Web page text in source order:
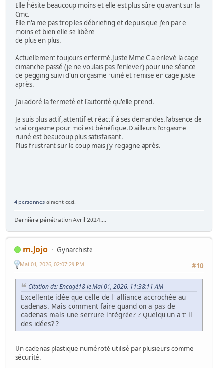
Elle hésite beaucoup moins et elle est plus sûre qu'avant sur la
Cmc.
Elle n'aime pas trop les débriefing et depuis que j'en parle
moins et bien elle se libère
de plus en plus.
Actuellement toujours enfermé.Juste Mme C a enlevé la cage
dimanche passé (je ne voulais pas l'enlever) pour une séance
de pegging suivi d'un orgasme ruiné et remise en cage juste
après.
J'ai adoré la fermeté et l'autorité qu'elle prend.
Je suis plus actif,attentif et réactif à ses demandes.l'absence de
vrai orgasme pour moi est bénéfique.D'ailleurs l'orgasme
ruiné est beaucoup plus satisfaisant.
Plus frustrant sur le coup mais j'y regagne après.
4 personnes aiment ceci.
Dernière pénétration Avril 2024....
m.Jojo
Gynarchiste
#10
Mai 01, 2026, 02:07:29 PM
Citation de: Encagé18 le Mai 01, 2026, 11:38:11 AM
Excellente idée que celle de l' alliance accrochée au
cadenas. Mais comment faire quand on a pas de
cadenas mais une serrure intégrée? ? Quelqu'un a t' il
des idées? ?
Un cadenas plastique numéroté utilisé par plusieurs comme
sécurité.